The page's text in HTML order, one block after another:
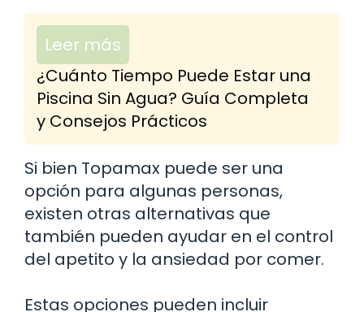
Leer más
¿Cuánto Tiempo Puede Estar una
Piscina Sin Agua? Guía Completa
y Consejos Prácticos
Si bien Topamax puede ser una
opción para algunas personas,
existen otras alternativas que
también pueden ayudar en el control
del apetito y la ansiedad por comer.
Estas opciones pueden incluir